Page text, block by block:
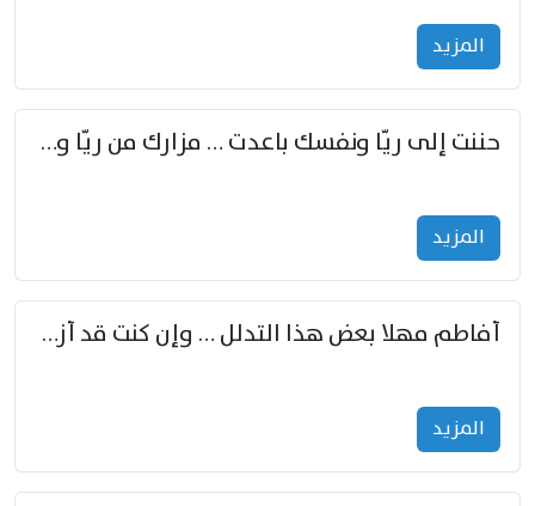
المزید
حننت إلى ريّا ونفسك باعدت … مزارك من ريّا وشعباكما معا
المزید
أفاطم مهلا بعض هذا التدلل … وإن كنت قد أزمعت صرمي فأجملي
المزید